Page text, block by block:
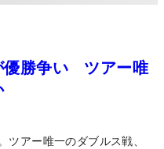
優勝争い ツアー唯
ツアー唯一のダブルス戦、